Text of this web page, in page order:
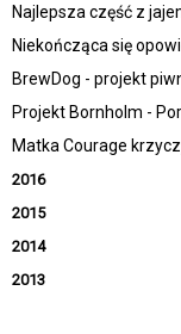
Najlepsza część z
Niekończąca się
BrewDog - projekt
Projekt Bornholm -
Matka Courage
2016
2015
2014
2013